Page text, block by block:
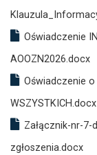
Oświadczenie
AOOZN2026.docx
Oświadczenie
WSZYSTKICH.docx
Załącznik-nr-
zgłoszenia.docx